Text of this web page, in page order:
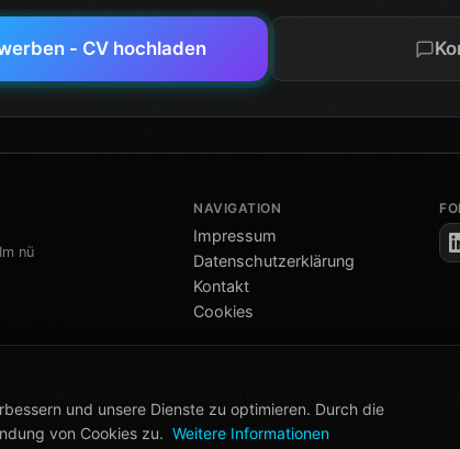
- CV hochladen
nü
NAVIGATION
Impressum
Datenschutzerklärung
Kontakt
Cookies
— © nü people, nü projects und nanü sind eingetragene Marken.
und unsere Dienste zu optimieren. Durch die
von Cookies zu. Weitere Informationen